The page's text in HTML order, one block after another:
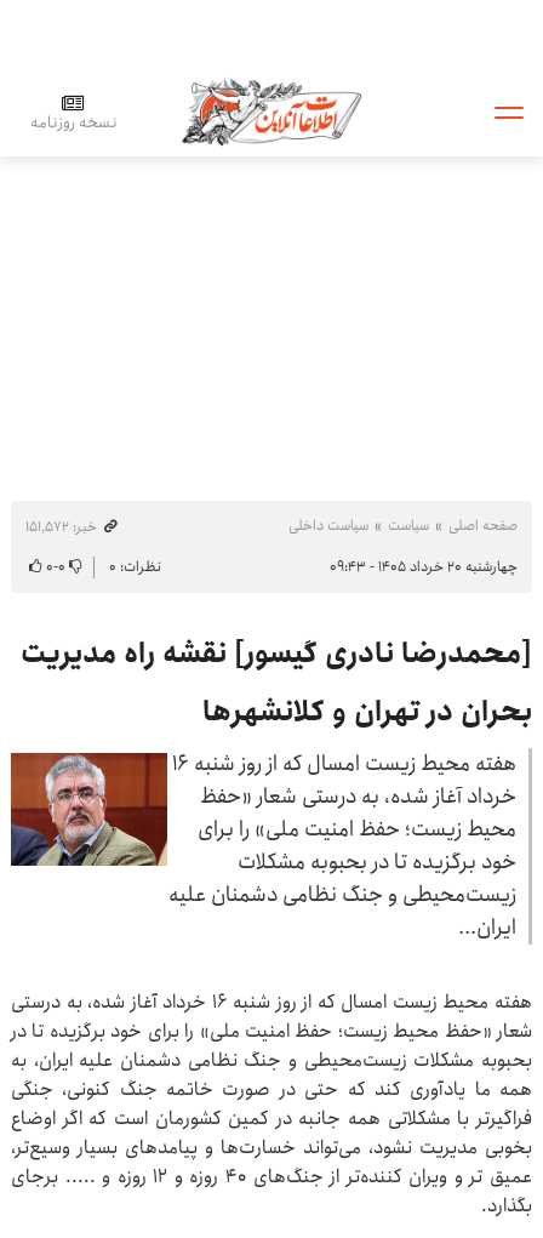
نسخه روزنامه
صفحه اصلی سیاست سیاست داخلی
خبر: ۱۵۱٬۵۷۲
چهارشنبه ۲۰ خرداد ۱۴۰۵ - ۰۹:۴۳
نظرات: ۰ ۰-۰
[محمدرضا نادری گیسور] نقشه راه مدیریت
بحران در تهران و کلانشهرها
هفته محیط زیست امسال که از روز شنبه ۱۶
خرداد آغاز شده، به درستی شعار «حفظ
محیط زیست؛ حفظ امنیت ملی» را برای
خود برگزیده تا در بحبوبه مشکلات
زیست‌محیطی و جنگ نظامی دشمنان علیه
ایران...
هفته محیط زیست امسال که از روز شنبه ۱۶ خرداد آغاز شده، به درستی
شعار «حفظ محیط زیست؛ حفظ امنیت ملی» را برای خود برگزیده تا در
بحبوبه مشکلات زیست‌محیطی و جنگ نظامی دشمنان علیه ایران، به
همه ما یادآوری کند که حتی در صورت خاتمه جنگ کنونی، جنگی
فراگیرتر با مشکلاتی همه جانبه در کمین کشورمان است که اگر اوضاع
بخوبی مدیریت نشود، می‌تواند خسارت‌ها و پیامدهای بسیار وسیع‌تر،
عمیق تر و ویران کننده‌تر از جنگ‌های ۴۰ روزه و ۱۲ روزه و ..... برجای
بگذارد.